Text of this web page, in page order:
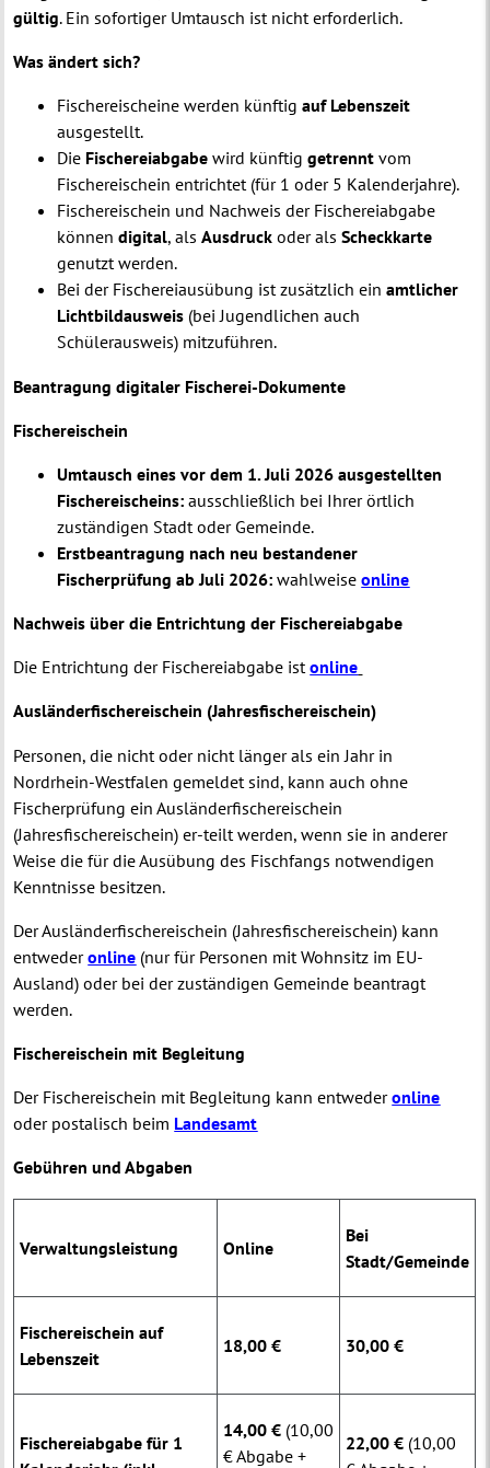
gültig. Ein sofortiger Umtausch ist nicht erforderlich.
Was ändert sich?
Fischereischeine werden künftigauf Lebenszeit
ausgestellt.
Die Fischereiabgabe wird künftiggetrennt vom
Fischereischein entrichtet (für 1 oder 5 Kalenderjahre).
Fischereischein und Nachweis der Fischereiabgabe
könnendigital, alsAusdruck oder alsScheckkarte
genutzt werden.
Bei der Fischereiausübung ist zusätzlich einamtlicher
Lichtbildausweis (bei Jugendlichen auch
Schülerausweis) mitzuführen.
Beantragung digitaler Fischerei-Dokumente
Fischereischein
Umtausch eines vor dem 1. Juli 2026 ausgestellten
Fischereischeins: ausschließlich bei Ihrer örtlich
zuständigen Stadt oder Gemeinde.
Erstbeantragung nach neu bestandener
Fischerprüfung ab Juli 2026: wahlweiseonline
Nachweis über die Entrichtung der Fischereiabgabe
Die Entrichtung der Fischereiabgabe istonline
Ausländerfischereischein (Jahresfischereischein)
Personen, die nicht oder nicht länger als ein Jahr in
Nordrhein-Westfalen gemeldet sind, kann auch ohne
Fischerprüfung ein Ausländerfischereischein
(Jahresfischereischein) er-teilt werden, wenn sie in anderer
Weise die für die Ausübung des Fischfangs notwendigen
Kenntnisse besitzen.
Der Ausländerfischereischein (Jahresfischereischein) kann
entwederonline (nur für Personen mit Wohnsitz im EU-
Ausland) oder bei der zuständigen Gemeinde beantragt
werden.
Fischereischein mit Begleitung
Der Fischereischein mit Begleitung kann entwederonline
oder postalisch beim Landesamt
Gebühren und Abgaben
Verwaltungsleistung Online
Bei
Stadt/Gemeinde
Fischereischein auf
Lebenszeit
18,00 € 30,00 €
Fischereiabgabe für 1
14,00 € (10,00
€ Abgabe +
22,00 € (10,00